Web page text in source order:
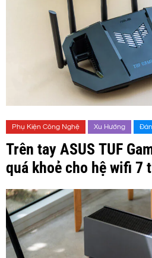
Phụ Kiện Công Nghệ Xu Hướng
Trên tay ASUS TUF
quá khoẻ cho hệ wifi 7